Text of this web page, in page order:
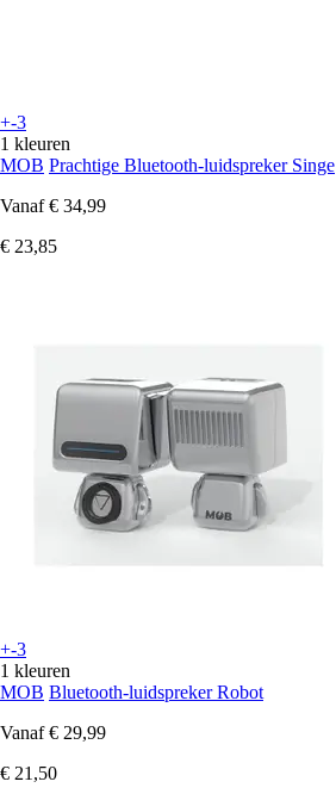
+-3
1 kleuren
MOB Prachtige Bluetooth-luidspreker Singe
Vanaf € 34,99
€ 23,85
+-3
1 kleuren
MOB Bluetooth-luidspreker Robot
Vanaf € 29,99
€ 21,50